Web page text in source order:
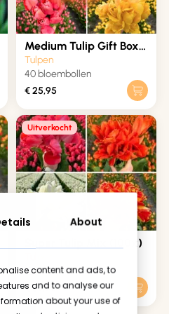
About
content and ads, to
and to analyse our
about your use of
in de winkelwagen.
Medium Tulip Gift Box
(40x)
Tulpen
40 bloembollen
€25,95
Uitverkocht
Super Tulip Mix (100x)
100 bloembollen
€ 36,95